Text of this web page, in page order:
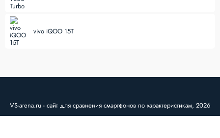
vivo iQOO 15T
VS-arena.ru - сайт для сравнения смартфонов по характеристикам, 2026